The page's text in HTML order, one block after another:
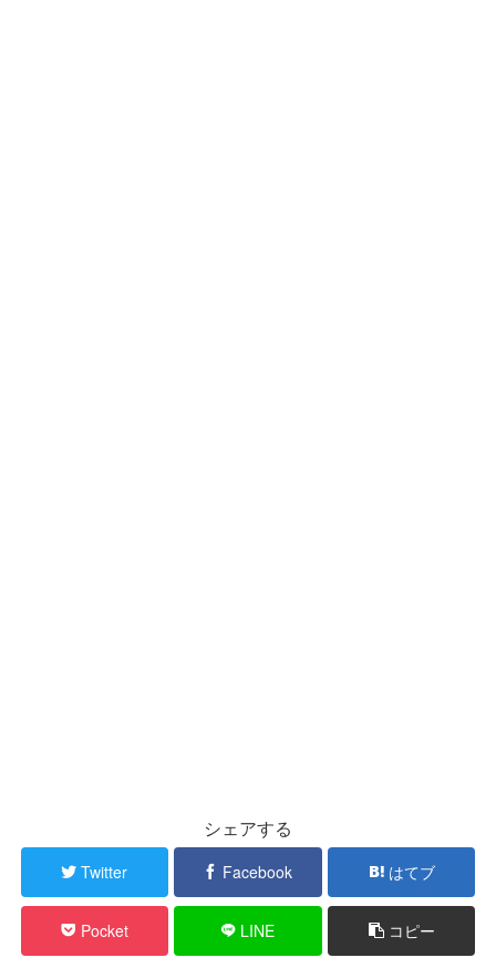
シェアする
Twitter Facebook はてブ
Pocket LINE コピー